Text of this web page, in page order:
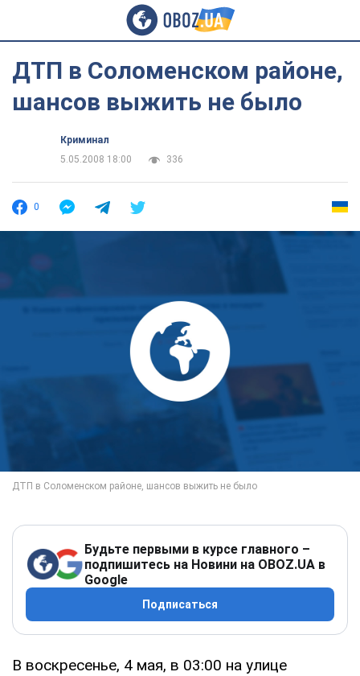
ДТП в Соломенском районе,
шансов выжить не было
Криминал
5.05.2008 18:00
336
0
Будьте первыми в курсе главного –
подпишитесь на Новини на OBOZ.UA в
Google
Подписаться
В воскресенье, 4 мая, в 03:00 на улице